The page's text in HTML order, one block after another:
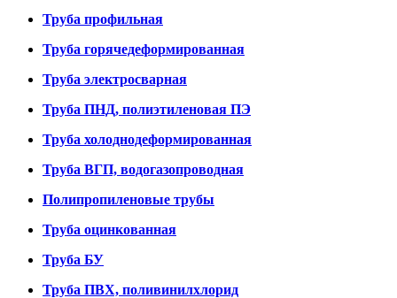
Труба профильная
Труба горячедеформированная
Труба электросварная
Труба ПНД, полиэтиленовая ПЭ
Труба холоднодеформированная
Труба ВГП, водогазопроводная
Полипропиленовые трубы
Труба оцинкованная
Труба БУ
Труба ПВХ, поливинилхлорид